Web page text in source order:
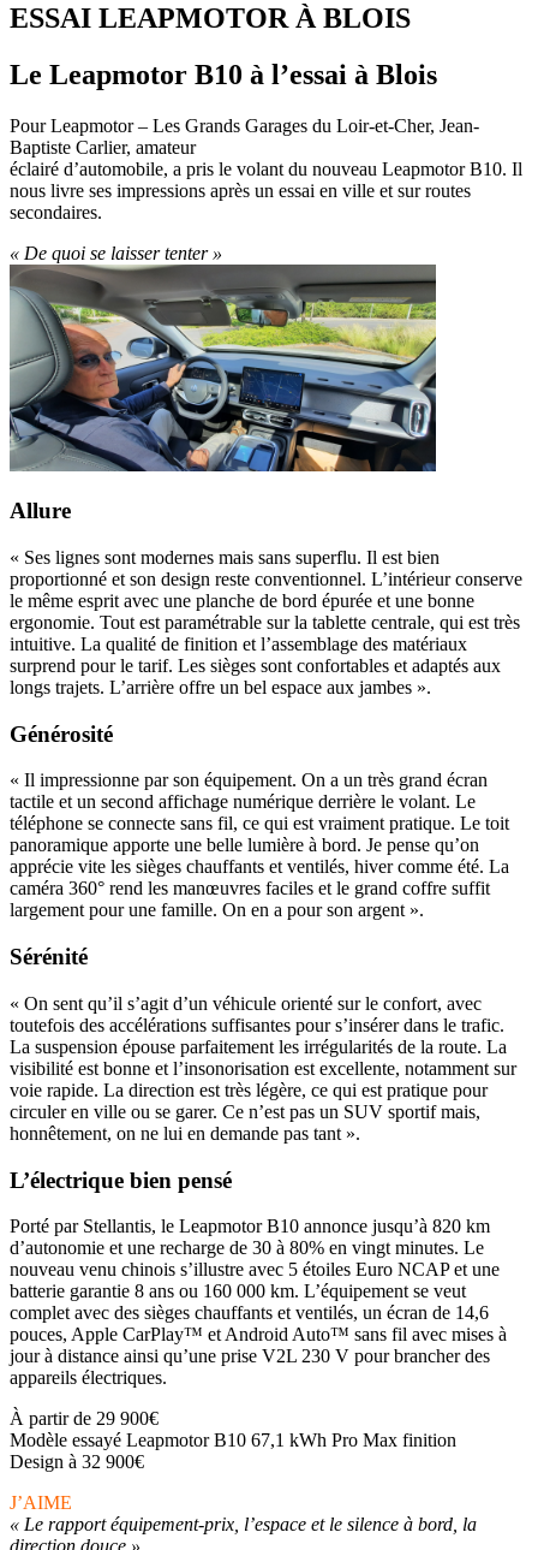
ESSAI LEAPMOTOR À BLOIS
Le Leapmotor B10 à l’essai à Blois
Pour Leapmotor – Les Grands Garages du Loir-et-Cher, Jean-
Baptiste Carlier, amateur
éclairé d’automobile, a pris le volant du nouveau Leapmotor B10. Il
nous livre ses impressions après un essai en ville et sur routes
secondaires.
« De quoi se laisser tenter »
Allure
« Ses lignes sont modernes mais sans superflu. Il est bien
proportionné et son design reste conventionnel. L’intérieur conserve
le même esprit avec une planche de bord épurée et une bonne
ergonomie. Tout est paramétrable sur la tablette centrale, qui est très
intuitive. La qualité de finition et l’assemblage des matériaux
surprend pour le tarif. Les sièges sont confortables et adaptés aux
longs trajets. L’arrière offre un bel espace aux jambes ».
Générosité
« Il impressionne par son équipement. On a un très grand écran
tactile et un second affichage numérique derrière le volant. Le
téléphone se connecte sans fil, ce qui est vraiment pratique. Le toit
panoramique apporte une belle lumière à bord. Je pense qu’on
apprécie vite les sièges chauffants et ventilés, hiver comme été. La
caméra 360° rend les manœuvres faciles et le grand coffre suffit
largement pour une famille. On en a pour son argent ».
Sérénité
« On sent qu’il s’agit d’un véhicule orienté sur le confort, avec
toutefois des accélérations suffisantes pour s’insérer dans le trafic.
La suspension épouse parfaitement les irrégularités de la route. La
visibilité est bonne et l’insonorisation est excellente, notamment sur
voie rapide. La direction est très légère, ce qui est pratique pour
circuler en ville ou se garer. Ce n’est pas un SUV sportif mais,
honnêtement, on ne lui en demande pas tant ».
L’électrique bien pensé
Porté par Stellantis, le Leapmotor B10 annonce jusqu’à 820 km
d’autonomie et une recharge de 30 à 80% en vingt minutes. Le
nouveau venu chinois s’illustre avec 5 étoiles Euro NCAP et une
batterie garantie 8 ans ou 160 000 km. L’équipement se veut
complet avec des sièges chauffants et ventilés, un écran de 14,6
pouces, Apple CarPlay™ et Android Auto™ sans fil avec mises à
jour à distance ainsi qu’une prise V2L 230 V pour brancher des
appareils électriques.
À partir de 29 900€
Modèle essayé Leapmotor B10 67,1 kWh Pro Max finition
Design à 32 900€
J’AIME
« Le rapport équipement-prix, l’espace et le silence à bord, la